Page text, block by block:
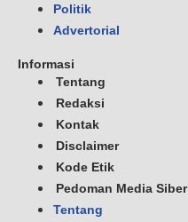
Politik
Advertorial
Informasi
Tentang
Redaksi
Kontak
Disclaimer
Kode Etik
Pedoman Media Siber
Tentang